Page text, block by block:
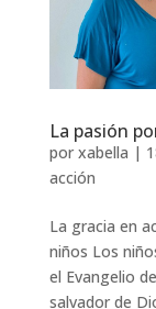
La pasión
por xabella |
acción
La gracia en
niños Los
el Evangelio
salvador de